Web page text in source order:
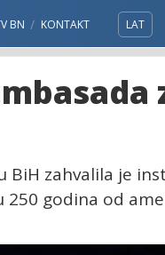
BN KONTAKT LAT
BiH zahvalila je
godina od